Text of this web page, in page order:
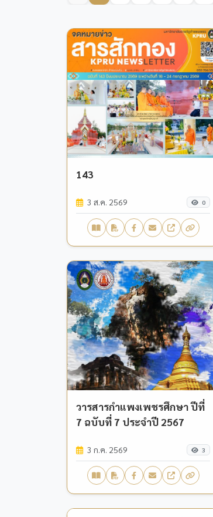
143
3 ส.ค. 2569 0
วารสารกำแพงเพชรศึกษา ปีที่
7 ฉบับที่ 7 ประจำปี 2567
3 ก.ค. 2569 3